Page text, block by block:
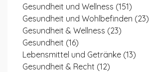
Gesundheit und Wellness (151)
Gesundheit und Wohlbefinden (23)
Gesundheit & Wellness (23)
Gesundheit (16)
Lebensmittel und Getränke (13)
Gesundheit & Recht (12)